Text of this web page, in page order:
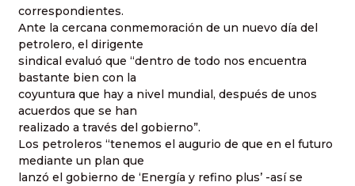
correspondientes.
Ante la cercana conmemoración de un nuevo día del
petrolero, el dirigente
sindical evaluó que “dentro de todo nos encuentra
bastante bien con la
coyuntura que hay a nivel mundial, después de unos
acuerdos que se han
realizado a través del gobierno”.
Los petroleros “tenemos el augurio de que en el futuro
mediante un plan que
lanzó el gobierno de ‘Energía y refino plus’ -así se